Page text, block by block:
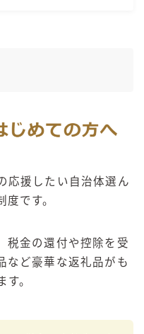
応援したい自治体選ん
です。
税金の還付や控除を受
など豪華な返礼品がも
。